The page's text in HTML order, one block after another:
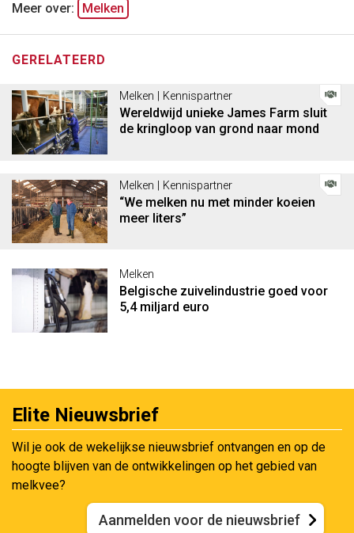
Meer over: Melken
GERELATEERD
Melken | Kennispartner
Wereldwijd unieke James Farm sluit
de kringloop van grond naar mond
Melken | Kennispartner
“We melken nu met minder koeien
meer liters”
Melken
Belgische zuivelindustrie goed voor
5,4 miljard euro
Elite Nieuwsbrief
Wil je ook de wekelijkse nieuwsbrief ontvangen en op de
hoogte blijven van de ontwikkelingen op het gebied van
melkvee?
Aanmelden voor de nieuwsbrief